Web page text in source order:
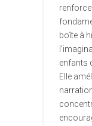
boîte à
enfants
Elle